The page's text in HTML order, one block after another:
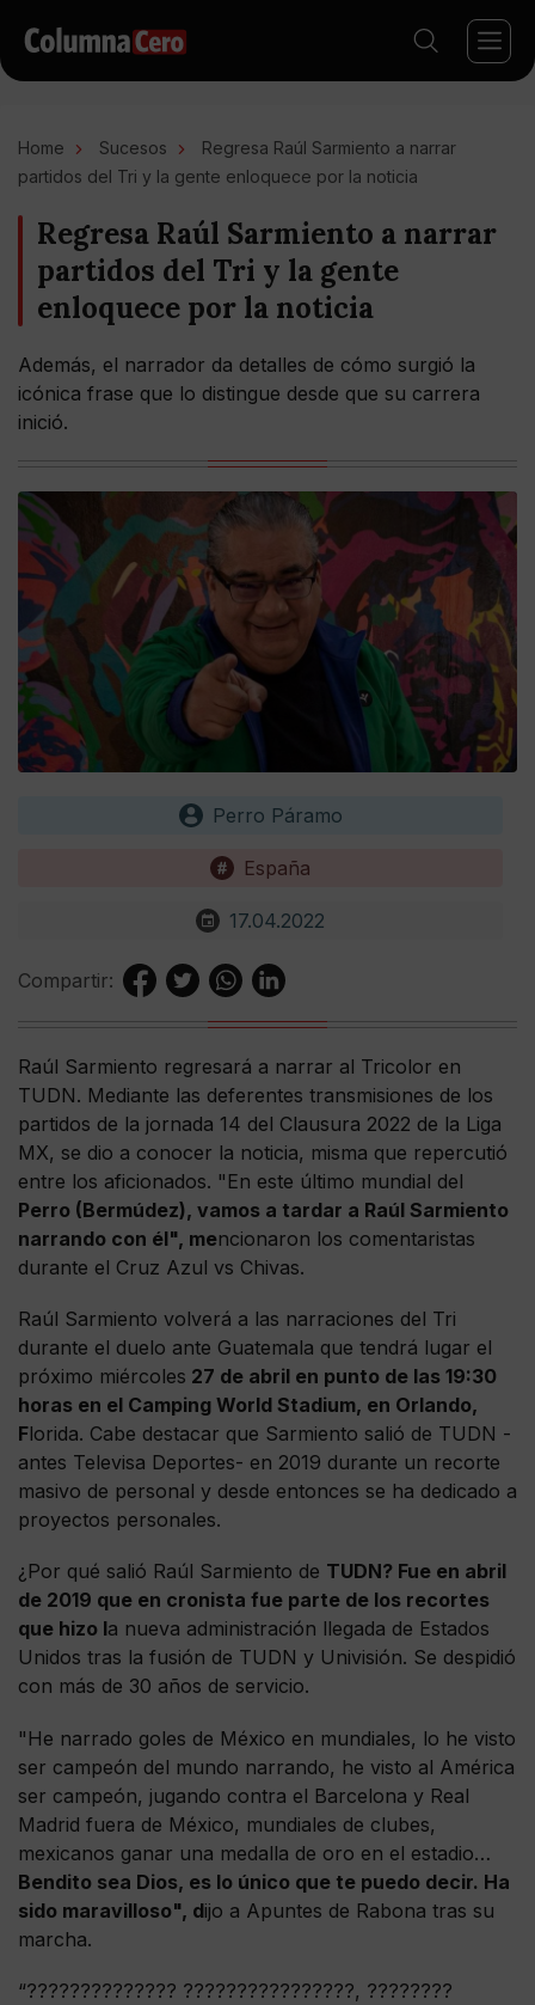
Home Sucesos
Regresa Raúl Sarmiento a narrar
partidos del Tri y la gente enloquece por la noticia
Regresa Raúl Sarmiento a narrar
partidos del Tri y la gente
enloquece por la noticia
Además, el narrador da detalles de cómo surgió la
icónica frase que lo distingue desde que su carrera
inició.
Perro Páramo
España
17.04.2022
Compartir:
Raúl Sarmiento regresará a narrar al Tricolor en
TUDN. Mediante las deferentes transmisiones de los
partidos de la jornada 14 del Clausura 2022 de la Liga
MX, se dio a conocer la noticia, misma que repercutió
entre los aficionados. "En este último mundial del
Perro (Bermúdez), vamos a tardar a Raúl Sarmiento
narrando con él", mencionaron los comentaristas
durante el Cruz Azul vs Chivas.
Raúl Sarmiento volverá a las narraciones del Tri
durante el duelo ante Guatemala que tendrá lugar el
próximo miércoles 27 de abril en punto de las 19:30
horas en el Camping World Stadium, en Orlando,
Florida. Cabe destacar que Sarmiento salió de TUDN -
antes Televisa Deportes- en 2019 durante un recorte
masivo de personal y desde entonces se ha dedicado a
proyectos personales.
¿Por qué salió Raúl Sarmiento de TUDN? Fue en abril
de 2019 que en cronista fue parte de los recortes
que hizo la nueva administración llegada de Estados
Unidos tras la fusión de TUDN y Univisión. Se despidió
con más de 30 años de servicio.
"He narrado goles de México en mundiales, lo he visto
ser campeón del mundo narrando, he visto al América
ser campeón, jugando contra el Barcelona y Real
Madrid fuera de México, mundiales de clubes,
mexicanos ganar una medalla de oro en el estadio…
Bendito sea Dios, es lo único que te puedo decir. Ha
sido maravilloso", dijo a Apuntes de Rabona tras su
marcha.
“?????????????? ????????????????, ????????